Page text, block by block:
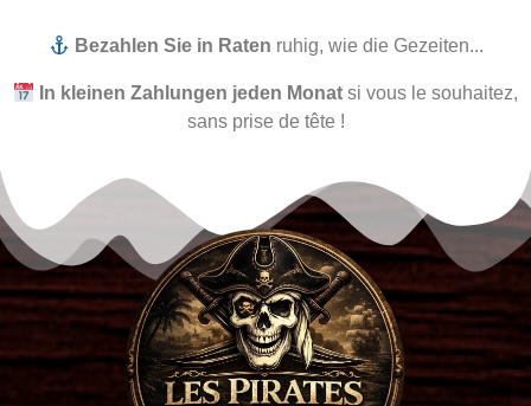
Bezahlen Sie in Raten ruhig, wie die Gezeiten...
In kleinen Zahlungen jeden Monat si vous le souhaitez,
sans prise de tête !